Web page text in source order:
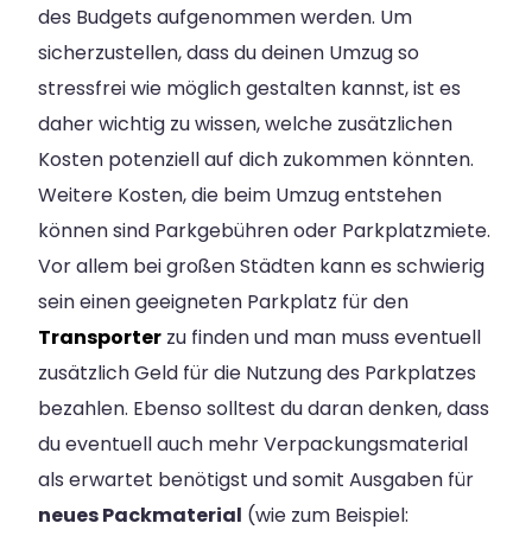
des Budgets aufgenommen werden. Um
sicherzustellen, dass du deinen Umzug so
stressfrei wie möglich gestalten kannst, ist es
daher wichtig zu wissen, welche zusätzlichen
Kosten potenziell auf dich zukommen könnten.
Weitere Kosten, die beim Umzug entstehen
können sind Parkgebühren oder Parkplatzmiete.
Vor allem bei großen Städten kann es schwierig
sein einen geeigneten Parkplatz für den
Transporter zu finden und man muss eventuell
zusätzlich Geld für die Nutzung des Parkplatzes
bezahlen. Ebenso solltest du daran denken, dass
du eventuell auch mehr Verpackungsmaterial
als erwartet benötigst und somit Ausgaben für
neues Packmaterial (wie zum Beispiel: